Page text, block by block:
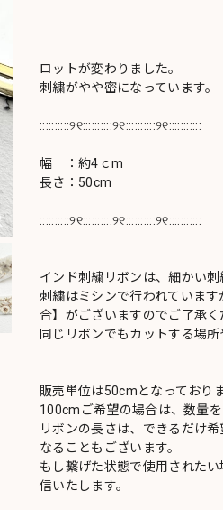
ロットが変わりました。
刺繍がやや密になっています。
::::::::::୨୧::::::::::୨୧::::::::::୨୧:::::::::::
幅 ：約4ｃm
長さ：50cm
::::::::::୨୧::::::::::୨୧::::::::::୨୧:::::::::::
インド刺繍リボンは、細かい
刺繍はミシンで行われていま
合】がございますのでご了承く
同じリボンでもカットする場
販売単位は50cmとなっておりま
100cmご希望の場合は、数量
リボンの長さは、できるだけ
なることもございます。
もし繋げた状態で使用された
信いたします。